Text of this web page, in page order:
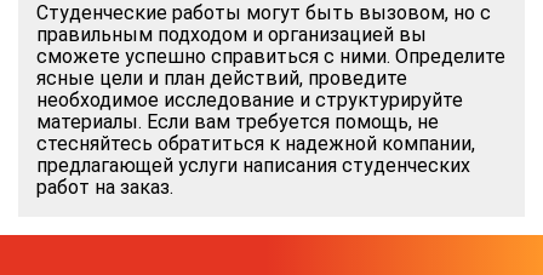
Студенческие работы могут быть вызовом, но с
правильным подходом и организацией вы
сможете успешно справиться с ними. Определите
ясные цели и план действий, проведите
необходимое исследование и структурируйте
материалы. Если вам требуется помощь, не
стесняйтесь обратиться к надежной компании,
предлагающей услуги написания студенческих
работ на заказ.